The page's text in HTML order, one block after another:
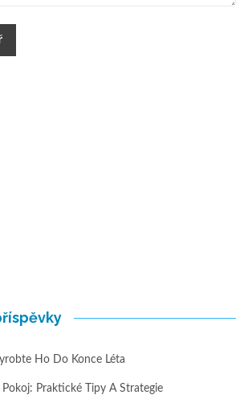
Ho Do Konce Léta
Pokoj: Praktické Tipy A Strategie